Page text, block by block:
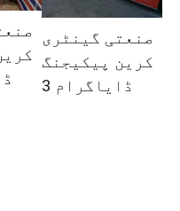
صنعتی گینٹری
کرین پیکیجنگ
ڈایاگرام 3